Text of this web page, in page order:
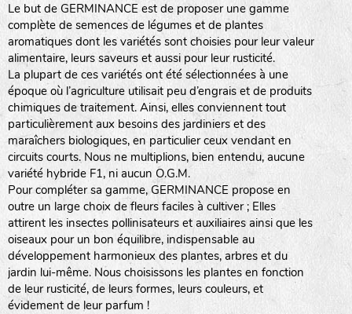
Le but de GERMINANCE est de proposer une gamme
complète de semences de légumes et de plantes
aromatiques dont les variétés sont choisies pour leur valeur
alimentaire, leurs saveurs et aussi pour leur rusticité.
La plupart de ces variétés ont été sélectionnées à une
époque où l’agriculture utilisait peu d’engrais et de produits
chimiques de traitement. Ainsi, elles conviennent tout
particulièrement aux besoins des jardiniers et des
maraîchers biologiques, en particulier ceux vendant en
circuits courts. Nous ne multiplions, bien entendu, aucune
variété hybride F1, ni aucun O.G.M.
Pour compléter sa gamme, GERMINANCE propose en
outre un large choix de fleurs faciles à cultiver ; Elles
attirent les insectes pollinisateurs et auxiliaires ainsi que les
oiseaux pour un bon équilibre, indispensable au
développement harmonieux des plantes, arbres et du
jardin lui-même. Nous choisissons les plantes en fonction
de leur rusticité, de leurs formes, leurs couleurs, et
évidement de leur parfum !